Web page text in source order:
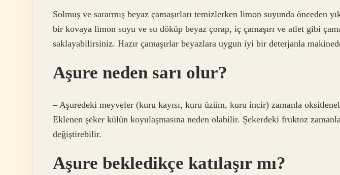
Solmuş ve sararmış beyaz çamaşırları temizlerken limon suyunda önceden
bir kovaya limon suyu ve su döküp beyaz çorap, iç çamaşırı ve atlet gibi
saklayabilirsiniz. Hazır çamaşırlar beyazlara uygun iyi bir deterjanla
Aşure neden sarı olur?
– Aşuredeki meyveler (kuru kayısı, kuru üzüm, kuru incir) zamanla
Eklenen şeker külün koyulaşmasına neden olabilir. Şekerdeki fruktoz
değiştirebilir.
Aşure bekledikçe katılaşır mı?